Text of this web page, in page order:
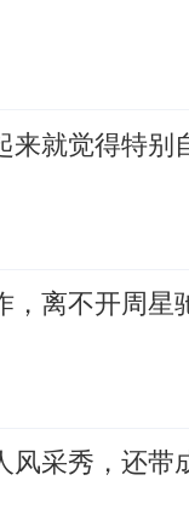
来就觉得特别
，离不开周星
风采秀，还带